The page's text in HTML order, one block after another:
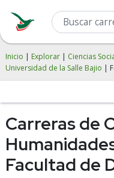
Inicio | Explorar | Ciencias
Universidad de la Salle Bajio |
Carreras de
Facultad de